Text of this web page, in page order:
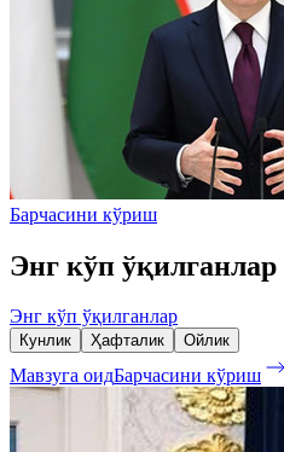
Барчасини кўриш
Энг кўп ўқилганлар
Энг кўп ўқилганлар
Кунлик Ҳафталик Ойлик
Мавзуга оидБарчасини кўриш